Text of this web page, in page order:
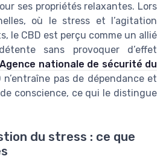
ses propriétés relaxantes. Lors
où le stress et l’agitation
le CBD est perçu comme un allié
sans provoquer d’effet
Agence nationale de sécurité du
n’entraîne pas de dépendance et
conscience, ce qui le distingue
du stress : ce que